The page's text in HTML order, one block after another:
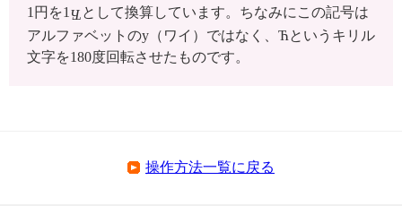
1円を1 Ћとして換算しています。ちなみにこの記号は
アルファベットのy（ワイ）ではなく、Ћというキリル
文字を180度回転させたものです。
操作方法一覧に戻る